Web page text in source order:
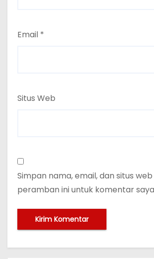
Email *
Situs Web
Simpan nama, email, dan situs
peramban ini untuk komentar